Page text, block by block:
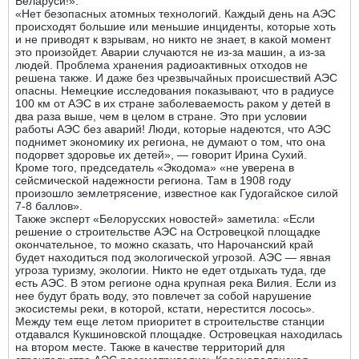
«Нет безопасных атомных технологий. Каждый день на АЭС
происходят большие или меньшие инциденты, которые хоть
и не приводят к взрывам, но никто не знает, в какой момент
это произойдет. Аварии случаются не из-за машин, а из-за
людей. Проблема хранения радиоактивных отходов не
решена также. И даже без чрезвычайных происшествий АЭС
опасны. Немецкие исследования показывают, что в радиусе
100 км от АЭС в их стране заболеваемость раком у детей в
два раза выше, чем в целом в стране. Это при условии
работы АЭС без аварий! Люди, которые надеются, что АЭС
поднимет экономику их региона, не думают о том, что она
подорвет здоровье их детей», — говорит Ирина Сухий.
Кроме того, председатель «Экодома» «не уверена в
сейсмической надежности региона. Там в 1908 году
произошло землетрясение, известное как Гудогайское силой
7-8 баллов».
Также эксперт «Белорусских новостей» заметила: «Если
решение о строительстве АЭС на Островецкой площадке
окончательное, то можно сказать, что Нарочанский край
будет находиться под экологической угрозой. АЭС — явная
угроза туризму, экологии. Никто не едет отдыхать туда, где
есть АЭС. В этом регионе одна крупная река Вилия. Если из
нее будут брать воду, это повлечет за собой нарушение
экосистемы реки, в которой, кстати, нерестится лосось».
Между тем еще летом приоритет в строительстве станции
отдавался Кукшиновской площадке. Островецкая находилась
на втором месте. Также в качестве территорий для